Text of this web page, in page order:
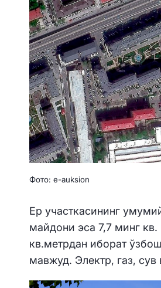
Фото: e-auksion
Ер участкасининг
майдони эса 7,7 минг кв.
кв.метрдан иборат
мавжуд. Электр, газ,